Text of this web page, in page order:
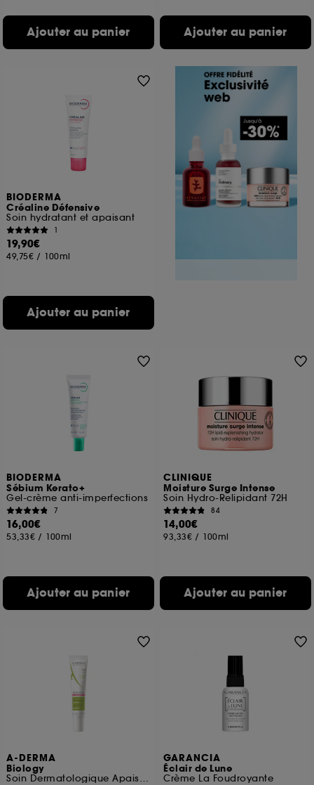
Ajouter au panier Ajouter au panier
BIODERMA
Créaline Défensive
Soin hydratant et apaisant
1
19,90€
49,75€ / 100ml
Ajouter au panier
BIODERMA
Sébium Kerato+
Gel-crème anti-imperfections
7
16,00€
53,33€ / 100ml
Ajouter au panier
CLINIQUE
Moisture Surge Intense
Soin Hydro-Relipidant 72H
84
14,00€
93,33€ / 100ml
Ajouter au panier
A-DERMA
Biology
Soin Dermatologique Apaisant
GARANCIA
Éclair de Lune
Crème La Foudroyante